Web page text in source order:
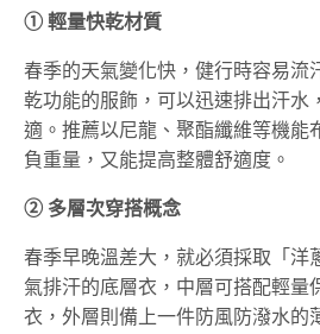
① 輕量快乾材質
春季的天氣變化快，健行時容易流
乾功能的服飾，可以迅速排出汗水
適。推薦以尼龍、聚酯纖維等機能
負重量，又能提高整體舒適度。
② 多層次穿搭概念
春季早晚溫差大，就必須採取「洋
氣排汗的底層衣，中層可搭配輕量
衣，外層則備上一件防風防潑水的